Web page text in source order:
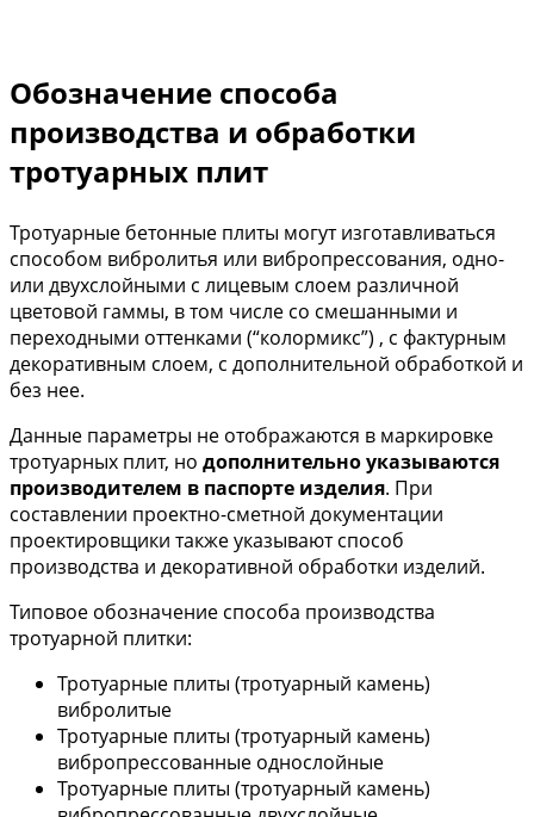
Обозначение способа
производства и обработки
тротуарных плит
Тротуарные бетонные плиты могут изготавливаться
способом вибролитья или вибропрессования, одно-
или двухслойными с лицевым слоем различной
цветовой гаммы, в том числе со смешанными и
переходными оттенками (“колормикс”) , с фактурным
декоративным слоем, с дополнительной обработкой и
без нее.
Данные параметры не отображаются в маркировке
тротуарных плит, но дополнительно указываются
производителем в паспорте изделия. При
составлении проектно-сметной документации
проектировщики также указывают способ
производства и декоративной обработки изделий.
Типовое обозначение способа производства
тротуарной плитки:
Тротуарные плиты (тротуарный камень)
вибролитые
Тротуарные плиты (тротуарный камень)
вибропрессованные однослойные
Тротуарные плиты (тротуарный камень)